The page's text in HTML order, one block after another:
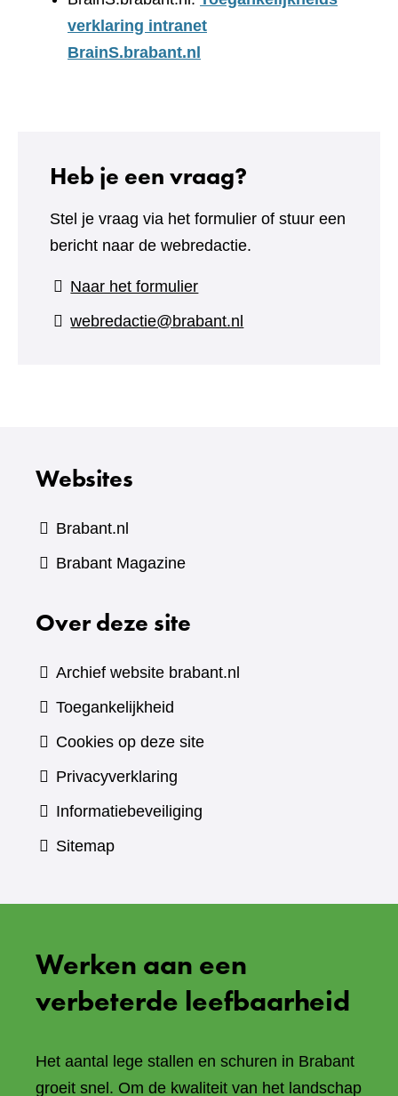
verklaring intranet
BrainS.brabant.nl
Heb je een vraag?
Stel je vraag via het formulier of stuur een
bericht naar de webredactie.
Naar het formulier(verwijst
naar
webredactie@brabant.nl
Websites
Brabant.nl
Brabant Magazine(verwijst
een
website)
Over deze site
Archief website brabant.nl
Toegankelijkheid
Cookies op deze site
Privacyverklaring
Informatiebeveiliging
Sitemap
Werken aan een
verbeterde leefbaarheid
Het aantal lege stallen en schuren in Brabant
groeit snel. Om de kwaliteit van het landschap